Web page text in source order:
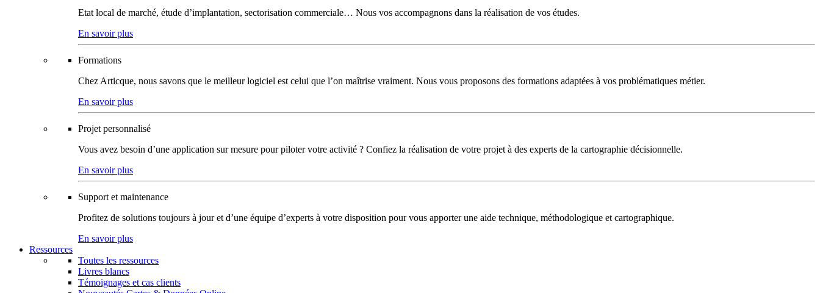
Etat local de marché, étude d’implantation, sectorisation commerciale… Nous vos accompagnons dans la réalisation de vos études.
En savoir plus
Formations
Chez Articque, nous savons que le meilleur logiciel est celui que l’on maîtrise vraiment. Nous vous proposons des formations adaptées à vos problématiques métier.
En savoir plus
Projet personnalisé
Vous avez besoin d’une application sur mesure pour piloter votre activité ? Confiez la réalisation de votre projet à des experts de la cartographie décisionnelle.
En savoir plus
Support et maintenance
Profitez de solutions toujours à jour et d’une équipe d’experts à votre disposition pour vous apporter une aide technique, méthodologique et cartographique.
En savoir plus
Ressources
Toutes les ressources
Livres blancs
Témoignages et cas clients